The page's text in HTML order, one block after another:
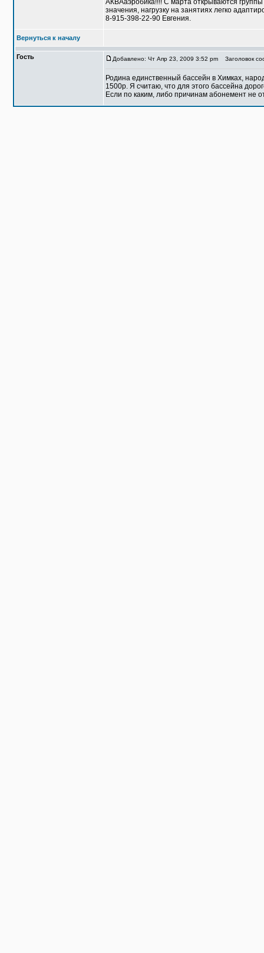
АКВАаэробика!!!! C марта открываются
значения, нагрузку на занятиях легко
8-915-398-22-90 Евгения.
Вернуться к началу
Гость Добавлено: Чт Апр 23, 2009 3:52 pm Заголовок
Родина единственный бассейн в Химках,
1500р. Я считаю, что для этого бассейна
Если по каким, либо причинам абонемент не